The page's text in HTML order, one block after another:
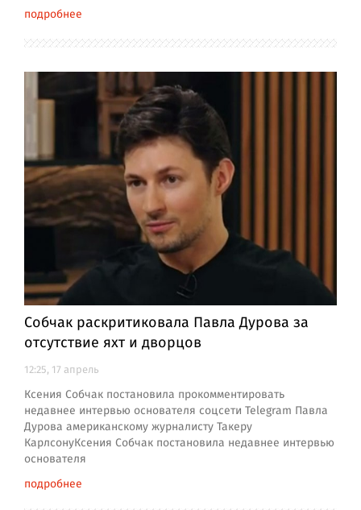
подробнее
Собчак раскритиковала Павла Дурова за
отсутствие яхт и дворцов
12:25, 17 апрель
Ксения Собчак постановила прокомментировать
недавнее интервью основателя соцсети Telegram Павла
Дурова американскому журналисту Такеру
КарлсонуКсения Собчак постановила недавнее интервью
основателя
подробнее